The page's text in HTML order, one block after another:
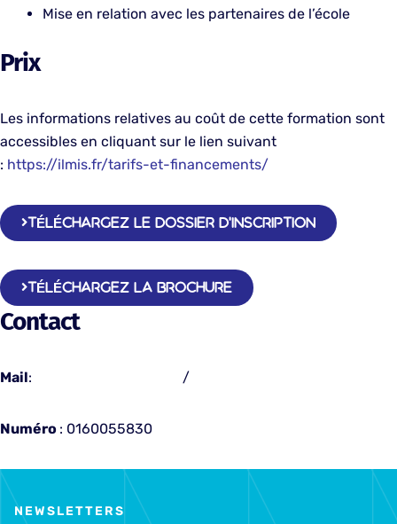
Prix
Les informations relatives au coût de cette formation sont
accessibles en cliquant sur le lien suivant
: https://ilmis.fr/tarifs-et-financements/
Mise en relation avec les partenaires de l’école
Contact
Mail: /
Numéro : 0160055830
TÉLÉCHARGEZ LE DOSSIER D'INSCRIPTION
TÉLÉCHARGEZ LA BROCHURE
NEWSLETTERS